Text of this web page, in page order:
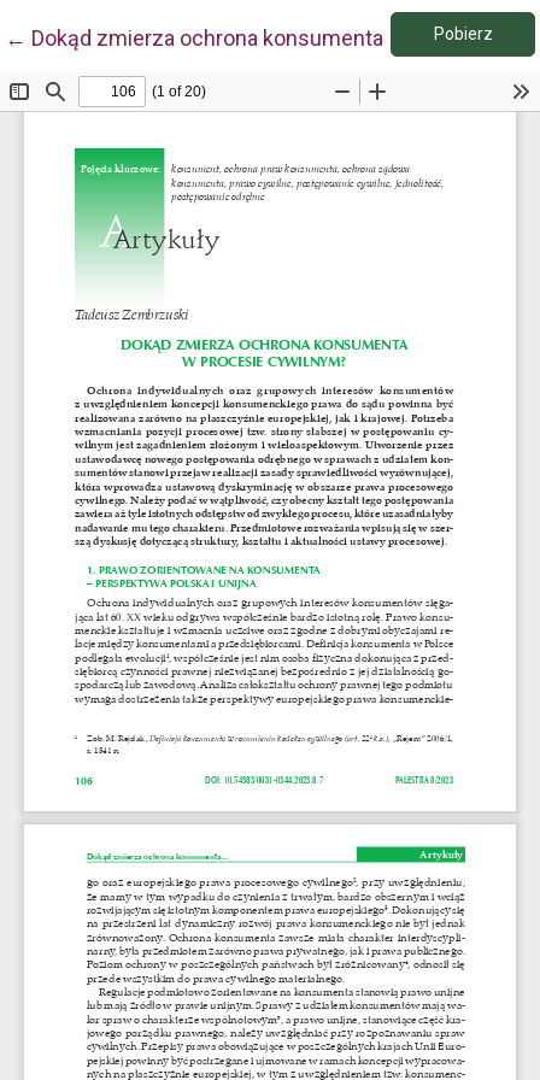
← Wróć do szczegółów artykułu
Dokąd zmierza ochrona konsumenta w procesie
Pobierz